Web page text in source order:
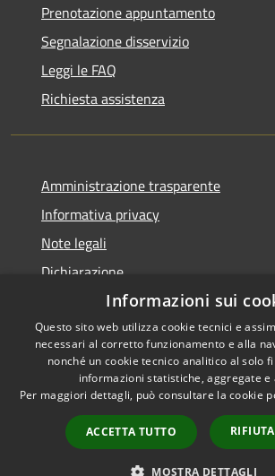
Prenotazione appuntamento
Segnalazione disservizio
Leggi le FAQ
Richiesta assistenza
Amministrazione trasparente
Informativa privacy
Note legali
Dichiarazione
di accessibilità
Accessibilità
Copyright
Colle
Informazioni sui
Questo sito web utilizza cookie tecnici e
necessari al corretto funzionamento e alla
nonché un cookie tecnico analitico al solo
informazioni statistiche, aggregate e
Per maggiori dettagli, può consultare la cookie
ACCETTA TUTTO
MOSTRA DETTAGLI